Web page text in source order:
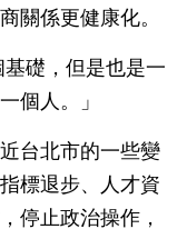
關係更健康化。
礎，但是也是一
個人。」
台北市的一些變
標退步、人才資
停止政治操作，